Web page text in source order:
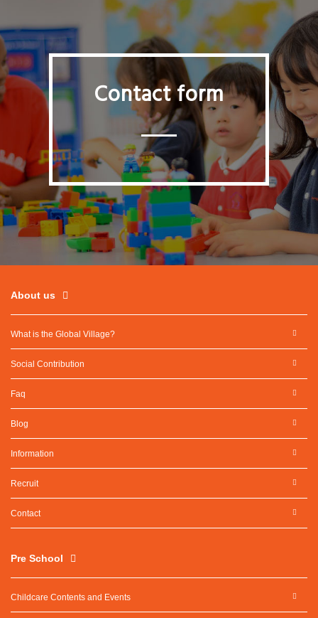
Contact form
About us
What is the Global Village?
Social Contribution
Faq
Blog
Information
Recruit
Contact
Pre School
Childcare Contents and Events